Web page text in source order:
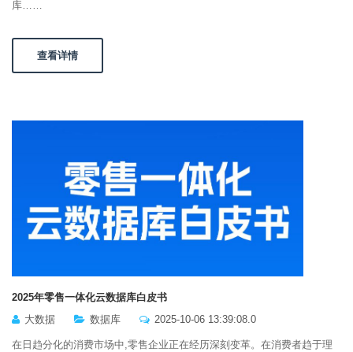
库……
查看详情
2025年零售一体化云数据库白皮书
大数据
数据库 2025-10-06 13:39:08.0
在日趋分化的消费市场中,零售企业正在经历深刻变革。在消费者趋于理